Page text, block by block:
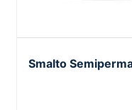
Smalto